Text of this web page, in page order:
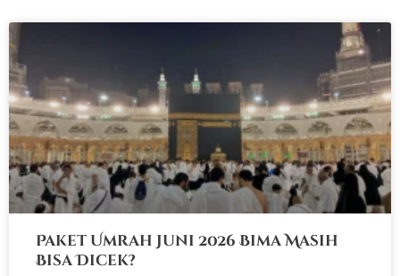
Paket Umrah Juni 2026 Bima Masih
Bisa Dicek?